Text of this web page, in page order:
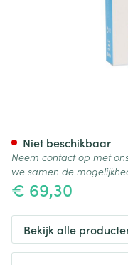
€ 69,30
Niet beschikbaar
Neem contact op met
we samen de
Bekijk alle